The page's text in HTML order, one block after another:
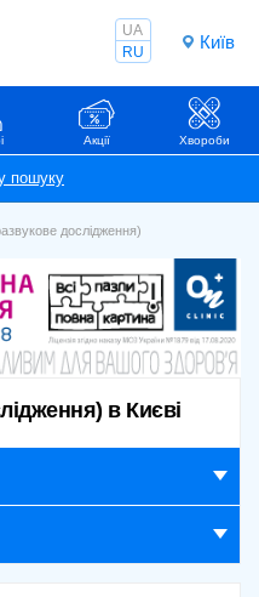
Київ
UA
RU
Акції Хвороби
дослідження)
в Києві